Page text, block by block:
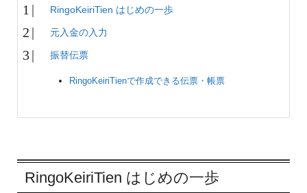
RingoKeiriTien はじめの一歩
元入金の入力
振替伝票
RingoKeiriTienで作成できる伝票・帳票
RingoKeiriTien はじめの一歩